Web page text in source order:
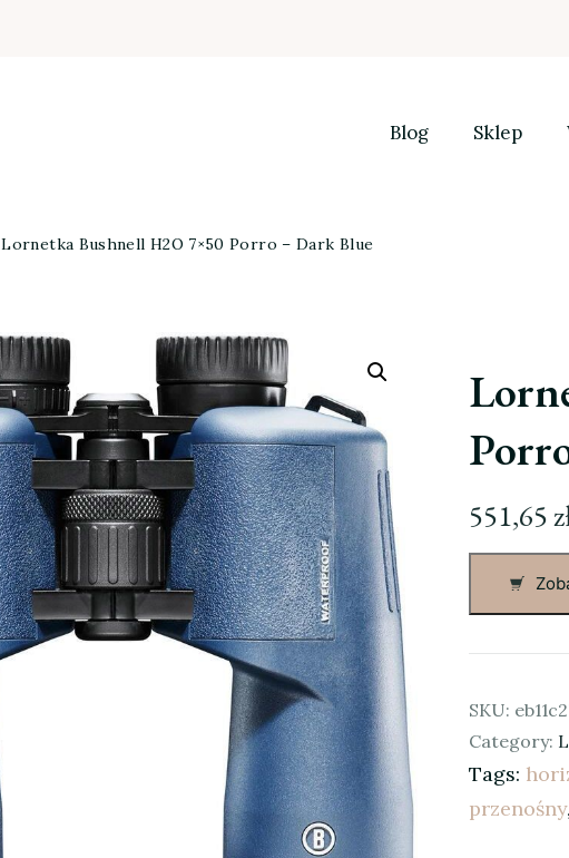
Blog Sklep
Lornetka Bushnell H2O 7×50 Porro – Dark Blue
551,65
SKU:
Category:
Tags:
przenośny,